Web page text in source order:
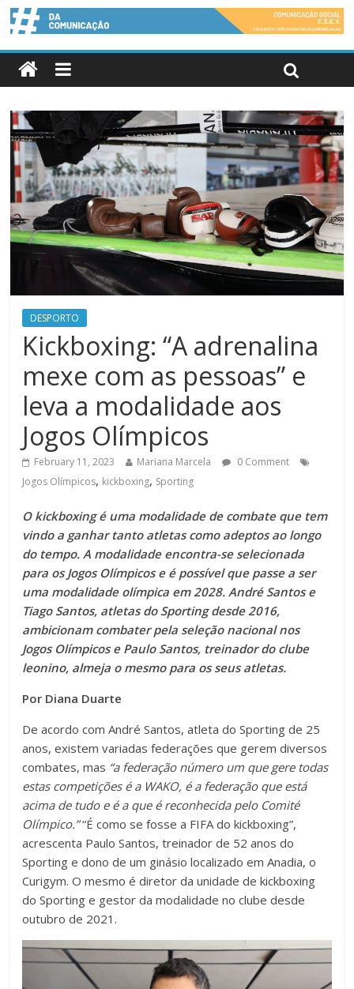
DESPORTO
Kickboxing: “A adrenalina
mexe com as pessoas” e
leva a modalidade aos
Jogos Olímpicos
February 11, 2023 Mariana Marcela
0 Comment
Jogos Olímpicos, kickboxing, Sporting
O kickboxing é uma modalidade de combate que tem
vindo a ganhar tanto atletas como adeptos ao longo
do tempo. A modalidade encontra-se selecionada
para os Jogos Olímpicos e é possível que passe a ser
uma modalidade olímpica em 2028. André Santos e
Tiago Santos, atletas do Sporting desde 2016,
ambicionam combater pela seleção nacional nos
Jogos Olímpicos e Paulo Santos, treinador do clube
leonino, almeja o mesmo para os seus atletas.
Por Diana Duarte
De acordo com André Santos, atleta do Sporting de 25
anos, existem variadas federações que gerem diversos
combates, mas “a federação número um que gere todas
estas competições é a WAKO, é a federação que está
acima de tudo e é a que é reconhecida pelo Comité
Olímpico.”“É como se fosse a FIFA do kickboxing”,
acrescenta Paulo Santos, treinador de 52 anos do
Sporting e dono de um ginásio localizado em Anadia, o
Curigym. O mesmo é diretor da unidade de kickboxing
do Sporting e gestor da modalidade no clube desde
outubro de 2021.